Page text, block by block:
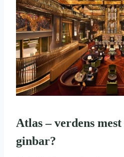
Atlas – verdens
ginbar?